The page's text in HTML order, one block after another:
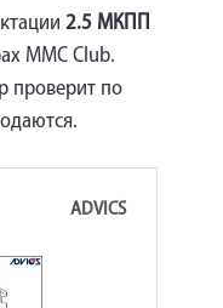
2.5 МКПП
MMC Club.
проверит по
ADVICS